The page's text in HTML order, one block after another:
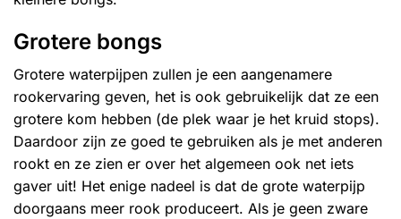
Grotere bongs
Grotere waterpijpen zullen je een aangenamere
rookervaring geven, het is ook gebruikelijk dat ze een
grotere kom hebben (de plek waar je het kruid stops).
Daardoor zijn ze goed te gebruiken als je met anderen
rookt en ze zien er over het algemeen ook net iets
gaver uit! Het enige nadeel is dat de grote waterpijp
doorgaans meer rook produceert. Als je geen zware